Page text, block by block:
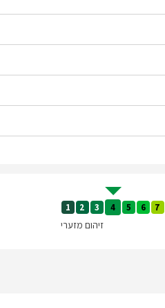
1 2 3 4 5 6 7
זיהום מזערי